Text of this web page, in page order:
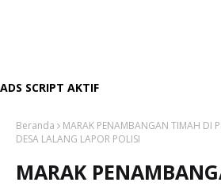
ADS SCRIPT AKTIF
Beranda
MARAK PENAMBANGAN TIMAH DI
DESA LALANG LAPOR POLISI
MARAK